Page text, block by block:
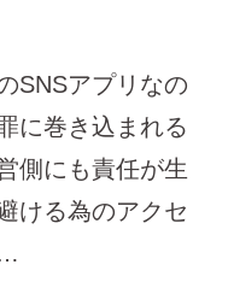
SNSアプリなの
に巻き込まれる
側にも責任が生
ける為のアクセ